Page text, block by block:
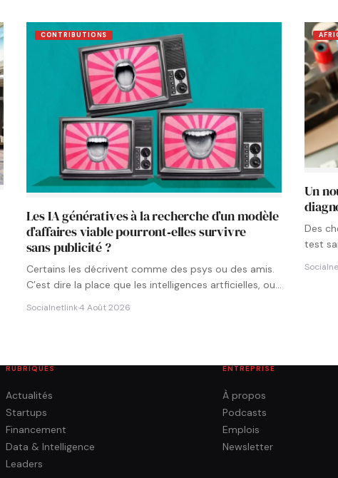
CONTRIBUTIONS
Les IA génératives à la recherche d’un modèle
d’affaires viable pourront‑elles survivre
sans publicité ?
Certains les décrivent comme des psys ou des amis.
C’est dire la place que les intelligences artficielles, ou…
Socialnetlink·4 Août 2026
Un
Des
test
RUBRIQUES
Actualités
Startups
Financement
Data & Intelligence
Leaders
ENTREPRISE
À propos
Podcasts
Emplois
Newsletter